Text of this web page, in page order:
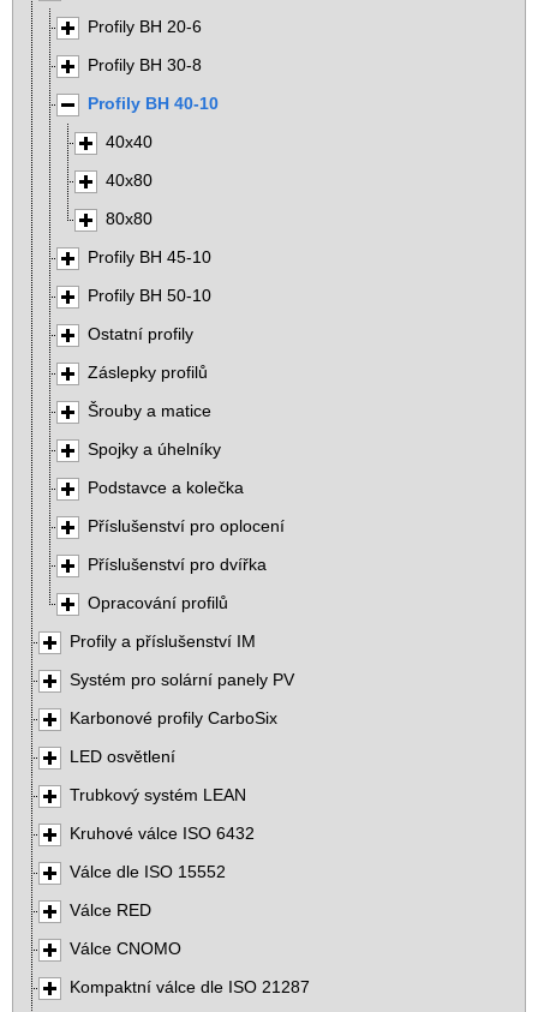
Profily BH 20-6
Profily BH 30-8
Profily BH 40-10
40x40
40x80
80x80
Profily BH 45-10
Profily BH 50-10
Ostatní profily
Záslepky profilů
Šrouby a matice
Spojky a úhelníky
Podstavce a kolečka
Příslušenství pro oplocení
Příslušenství pro dvířka
Opracování profilů
Profily a příslušenství IM
Systém pro solární panely PV
Karbonové profily CarboSix
LED osvětlení
Trubkový systém LEAN
Kruhové válce ISO 6432
Válce dle ISO 15552
Válce RED
Válce CNOMO
Kompaktní válce dle ISO 21287